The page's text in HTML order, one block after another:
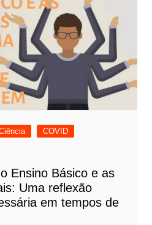
COVID
Ensino Básico e as
Uma reflexão
em tempos de